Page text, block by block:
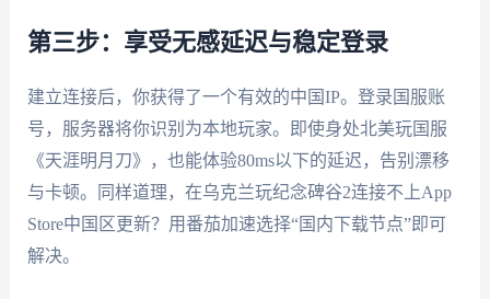
第三步：享受无感延迟与稳定登录
建立连接后，你获得了一个有效的中国IP。登录国服账
号，服务器将你识别为本地玩家。即使身处北美玩国服
《天涯明月刀》，也能体验80ms以下的延迟，告别漂移
与卡顿。同样道理，在乌克兰玩纪念碑谷2连接不上App
Store中国区更新？用番茄加速选择“国内下载节点”即可
解决。